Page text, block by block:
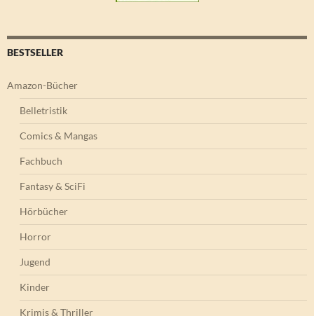
BESTSELLER
Amazon-Bücher
Belletristik
Comics & Mangas
Fachbuch
Fantasy & SciFi
Hörbücher
Horror
Jugend
Kinder
Krimis & Thriller